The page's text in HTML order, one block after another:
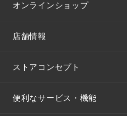
オンラインショップ
店舗情報
ストアコンセプト
便利なサービス・機能